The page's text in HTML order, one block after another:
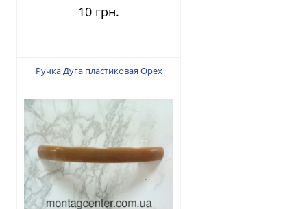
10 грн.
Ручка Дуга пластиковая Орех